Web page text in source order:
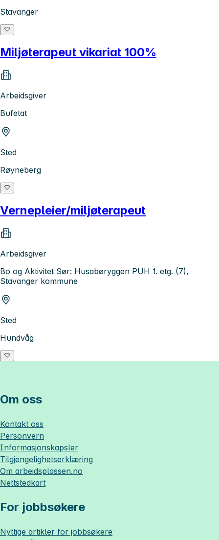
Stavanger
Miljøterapeut vikariat 100%
Arbeidsgiver
Bufetat
Sted
Røyneberg
Vernepleier/miljøterapeut
Arbeidsgiver
Bo og Aktivitet Sør: Husabøryggen PUH 1. etg. (7),
Stavanger kommune
Sted
Hundvåg
Om oss
Kontakt oss
Personvern
Informasjonskapsler
Tilgjengelighetserklæring
Om arbeidsplassen.no
Nettstedkart
For jobbsøkere
Nyttige artikler for jobbsøkere